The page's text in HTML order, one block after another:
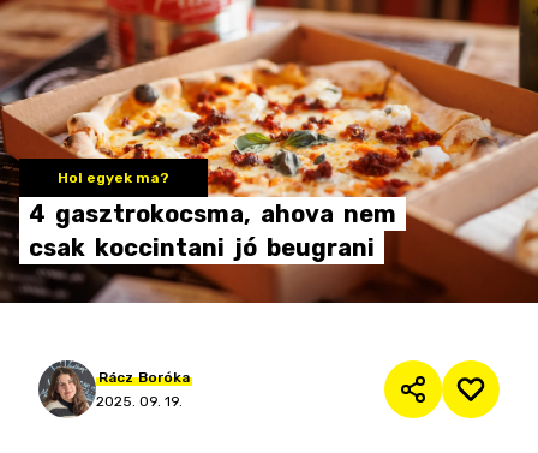
Hol egyek ma?
4 gasztrokocsma, ahova nem
csak koccintani jó beugrani
Rácz Boróka
2025. 09. 19.